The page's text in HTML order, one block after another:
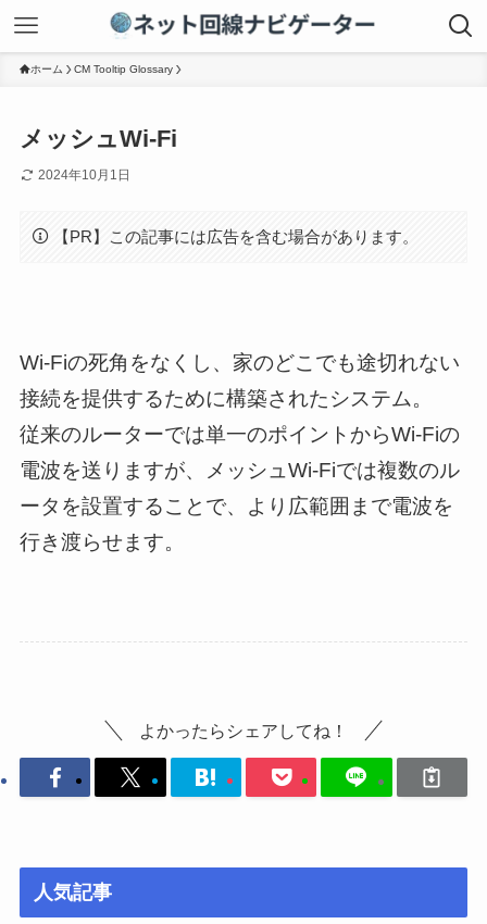
ホーム CM Tooltip Glossary
メッシュWi-Fi
2024年10月1日
【PR】この記事には広告を含む場合があります。
Wi-Fiの死角をなくし、家のどこでも途切れない
接続を提供するために構築されたシステム。
従来のルーターでは単一のポイントからWi-Fiの
電波を送りますが、メッシュWi-Fiでは複数のル
ータを設置することで、より広範囲まで電波を
行き渡らせます。
よかったらシェアしてね！
人気記事